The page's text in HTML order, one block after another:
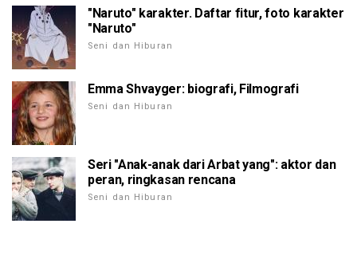
"Naruto" karakter. Daftar fitur, foto karakter
"Naruto"
Seni dan Hiburan
Emma Shvayger: biografi, Filmografi
Seni dan Hiburan
Seri "Anak-anak dari Arbat yang": aktor dan
peran, ringkasan rencana
Seni dan Hiburan